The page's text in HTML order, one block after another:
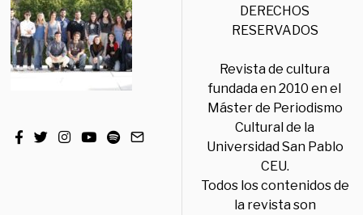
DERECHOS
RESERVADOS
Revista de cultura
fundada en 2010 en el
Máster de Periodismo
Cultural de la
Universidad San Pablo
CEU.
Todos los contenidos de
la revista son